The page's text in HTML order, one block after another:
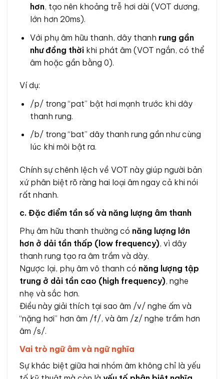
hơn, tạo nên khoảng trễ hơi dài (VOT dương,
lớn hơn 20ms).
Với phụ âm hữu thanh, dây thanh rung gần
như đồng thờikhi phát âm (VOT ngắn, có thể
âm hoặc gần bằng 0).
Ví dụ:
/p/ trong “pat” bật hơi mạnh trước khi dây
thanh rung.
/b/ trong “bat” dây thanh rung gần như cùng
lúc khi môi bật ra.
Chính sự chênh lệch về VOT này giúp người bản
xứ phân biệt rõ ràng hai loại âm ngay cả khi nói
rất nhanh.
c. Đặc điểm tần số và năng lượng âm thanh
Phụ âm hữu thanh thường có năng lượng lớn
hơn ở dải tần thấp (low frequency), vì dây
thanh rung tạo ra âm trầm và dày.
Ngược lại, phụ âm vô thanh có năng lượng tập
trung ở dải tần cao (high frequency), nghe
nhẹ và sắc hơn.
Điều này giải thích tại sao âm /v/ nghe ấm và
“nặng hơi” hơn âm /f/, và âm /z/ nghe trầm hơn
âm /s/.
Vai trò ngữ âm và ngữ nghĩa
Sự khác biệt giữa hai nhóm âm không chỉ là yếu